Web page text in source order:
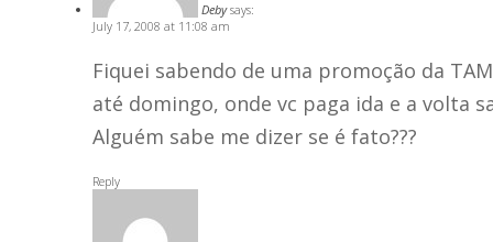
Deby says:
July 17, 2008 at 11:08 am
Fiquei sabendo de uma promoção da
até domingo, onde vc paga ida e a volta
Alguém sabe me dizer se é fato???
Reply